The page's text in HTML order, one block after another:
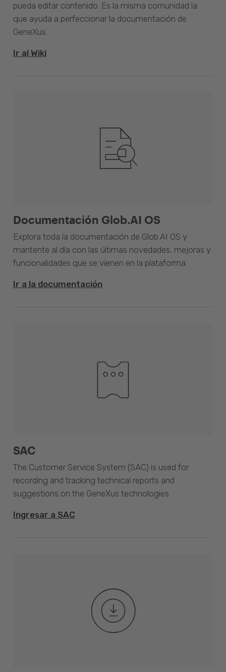
pueda editar contenido. Es la misma comunidad la
que ayuda a perfeccionar la documentación de
GeneXus.
Ir al Wiki
Documentación Glob.AI OS
Explora toda la documentación de Glob.AI OS y
mantente al día con las últimas novedades, mejoras y
funcionalidades que se vienen en la plataforma.
Ir a la documentación
SAC
The Customer Service System (SAC) is used for
recording and tracking technical reports and
suggestions on the GeneXus technologies.
Ingresar a SAC